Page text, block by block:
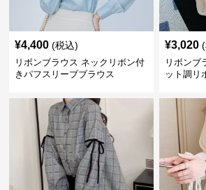
¥4,400 (税込)
リボンブラウス ネックリボン付
きパフスリーブブラウス
¥3,020
リボンブ
ット調リ